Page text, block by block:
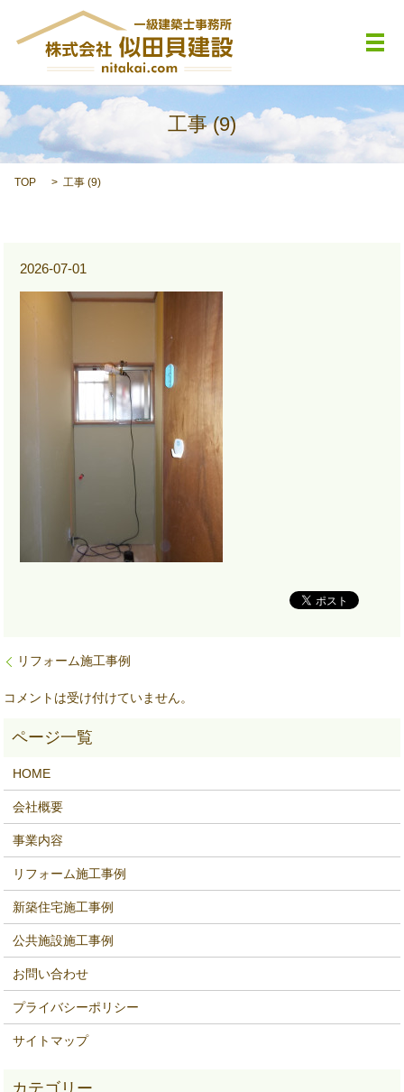
メ
工事 (9)
TOP 工事 (9)
2026-07-01
リフォーム施工事例
コメントは受け付けていません。
HOME
会社概要
事業内容
リフォーム施工事例
新築住宅施工事例
公共施設施工事例
お問い合わせ
プライバシーポリシー
サイトマップ